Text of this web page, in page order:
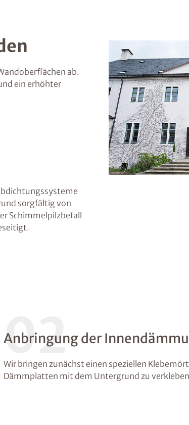
ab.
ein erhöhter
sorgfältig von
Schimmelpilzbefall
02
Anbringung der
Wir bringen zunächst einen speziellen
Dämmplatten mit dem Untergrund zu